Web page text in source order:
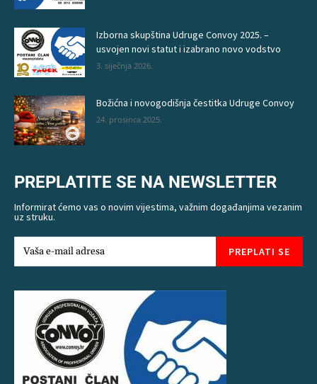
Izborna skupština Udruge Convoy 2025. –
usvojen novi statut i izabrano novo vodstvo
3. siječnja 2026.
Božićna i novogodišnja čestitka Udruge Convoy
24. prosinca 2025.
PREPLATITE SE NA NEWSLETTER
Informirat ćemo vas o novim vijestima, važnim događanjima vezanim
uz struku.
PREPLATI SE